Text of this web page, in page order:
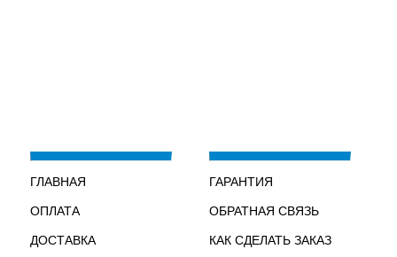
ГЛАВНАЯ
ОПЛАТА
ДОСТАВКА
ГАРАНТИЯ
ОБРАТНАЯ СВЯЗЬ
КАК СДЕЛАТЬ ЗАКАЗ